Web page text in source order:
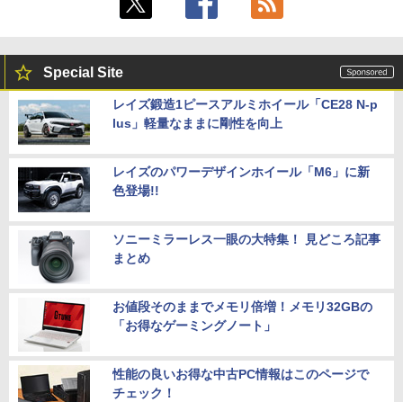
Special Site
レイズ鍛造1ピースアルミホイール「CE28 N-p
lus」軽量なままに剛性を向上
レイズのパワーデザインホイール「M6」に新
色登場!!
ソニーミラーレス一眼の大特集！ 見どころ記事
まとめ
お値段そのままでメモリ倍増！メモリ32GBの
「お得なゲーミングノート」
性能の良いお得な中古PC情報はこのページで
チェック！